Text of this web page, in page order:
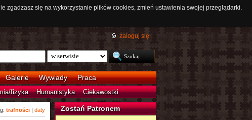
zgadzasz się na wykorzystanie plików cookies, zmień ustawienia swojej przeglądarki.
zaloguj się
Galerie Wywiady Praca
fizyka Humanistyka Ciekawostki
trafności| daty Zostań Patronem